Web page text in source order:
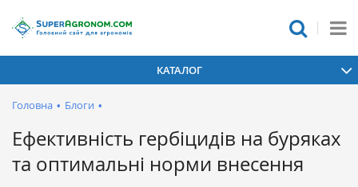
КАТАЛОГ
Головна • Блоги •
Ефективність гербіцидів на буряках
та оптимальні норми внесення